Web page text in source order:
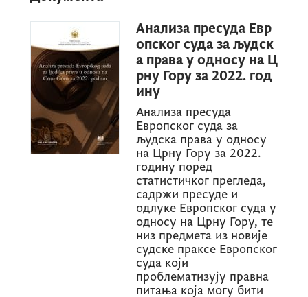
Анализа пресуда Евр
опског суда за људск
а права у односу на Ц
рну Гору за 2022. год
ину
Анализа пресуда
Европског суда за
људска права у односу
на Црну Гору за 2022.
годину поред
статистичког прегледа,
садржи пресуде и
одлуке Европског суда у
односу на Црну Гору, те
низ предмета из новије
судске праксе Европског
суда који
проблематизују правна
питања која могу бити